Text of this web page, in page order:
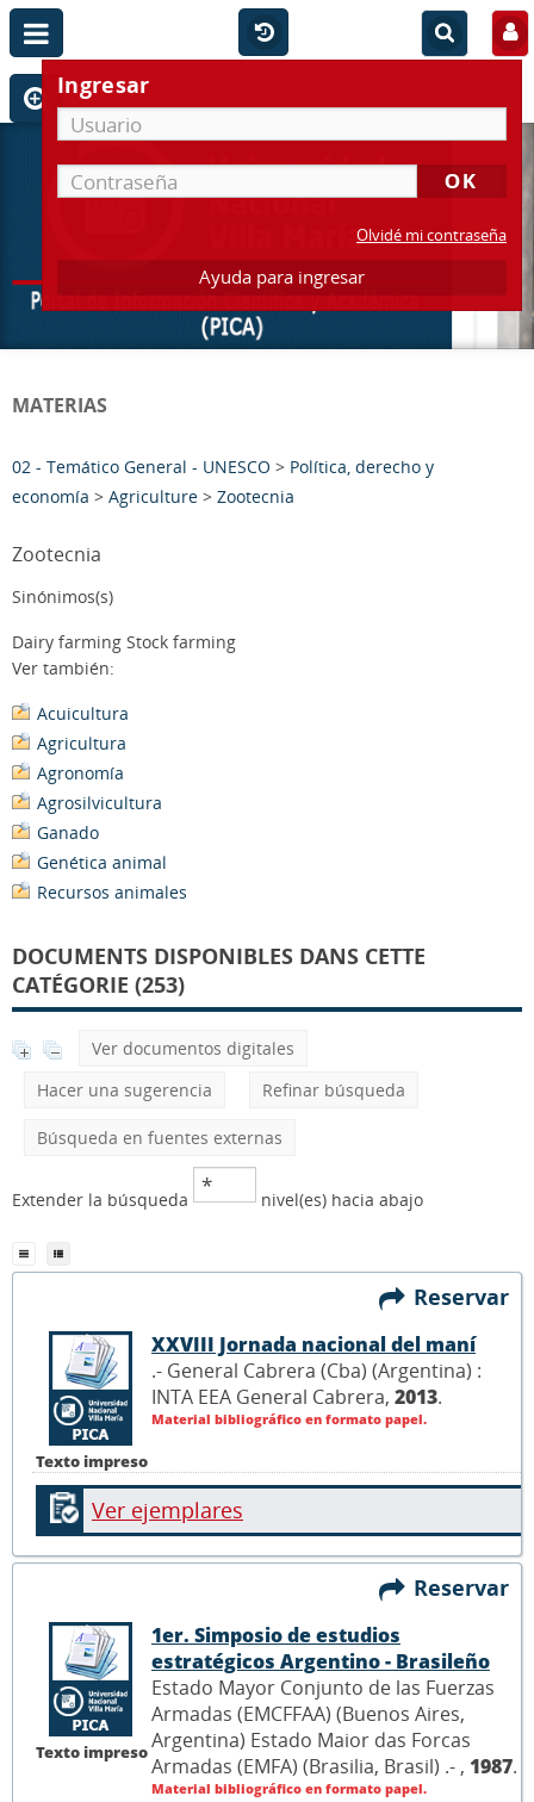
Ingresar
Olvidé mi contraseña
Ayuda para ingresar
MATERIAS
02 - Temático General - UNESCO > Política, derecho y
economía > Agriculture > Zootecnia
Zootecnia
Sinónimos(s)
Dairy farming Stock farming
Ver también:
Acuicultura
Agricultura
Agronomía
Agrosilvicultura
Ganado
Genética animal
Recursos animales
DOCUMENTS DISPONIBLES DANS CETTE
CATÉGORIE (253)
Ver documentos digitales
Hacer una sugerencia
Refinar búsqueda
Búsqueda en fuentes externas
Extender la búsqueda nivel(es) hacia abajo
Reservar
Texto impreso
XXVIII Jornada nacional del maní
.- General Cabrera (Cba) (Argentina) :
INTA EEA General Cabrera, 2013.
Material bibliográfico en formato papel.
Ver ejemplares
Reservar
Texto impreso
1er. Simposio de estudios
estratégicos Argentino - Brasileño
Estado Mayor Conjunto de las Fuerzas
Armadas (EMCFFAA) (Buenos Aires,
Argentina) Estado Maior das Forcas
Armadas (EMFA) (Brasilia, Brasil) .- , 1987.
Material bibliográfico en formato papel.